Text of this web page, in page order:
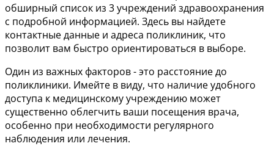
обширный список из 3 учреждений здравоохранения
с подробной информацией. Здесь вы найдете
контактные данные и адреса поликлиник, что
позволит вам быстро ориентироваться в выборе.
Один из важных факторов - это расстояние до
поликлиники. Имейте в виду, что наличие удобного
доступа к медицинскому учреждению может
существенно облегчить ваши посещения врача,
особенно при необходимости регулярного
наблюдения или лечения.